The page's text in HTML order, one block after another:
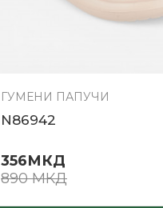
ГУМЕНИ ПАПУЧИ
N86942
356МКД
890МКД